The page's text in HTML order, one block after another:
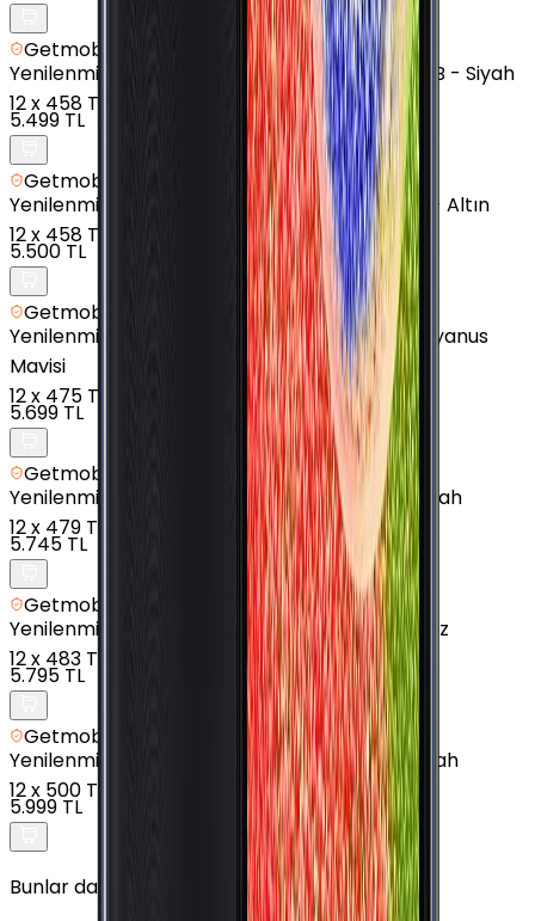
Getmobil Güvencesi
Yenilenmiş
Samsung Galaxy J7 Prime 2 - 32 GB - Siyah
12x 458 TL
5.499 TL
Getmobil Güvencesi
Yenilenmiş
Samsung Galaxy J7 Prime - 16 GB - Altın
12x 458 TL
5.500 TL
Getmobil Güvencesi
Yenilenmiş
Samsung Galaxy M20 - 32 GB - Okyanus
Mavisi
12x 475 TL
5.699 TL
Getmobil Güvencesi
Yenilenmiş
Samsung Galaxy A02s - 32 GB - Siyah
12x 479 TL
5.745 TL
Getmobil Güvencesi
Yenilenmiş
Samsung Galaxy A11 - 32 GB - Beyaz
12x 483 TL
5.795 TL
Getmobil Güvencesi
Yenilenmiş
Samsung Galaxy A04 - 64 GB - Siyah
12x 500 TL
5.999 TL
Bunlar da İlginizi Çekebilir